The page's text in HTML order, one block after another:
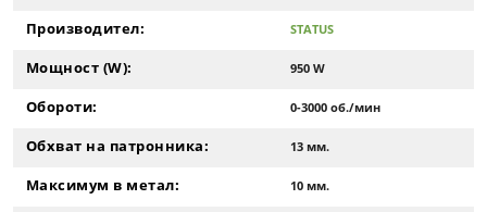
Производител: STATUS
Мощност (W): 950 W
Обороти: 0-3000 об./мин
Обхват на патронника: 13 мм.
Максимум в метал: 10 мм.